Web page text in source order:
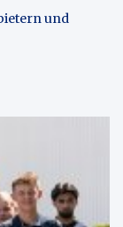
und